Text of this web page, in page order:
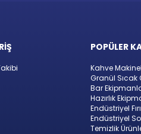
POPÜLER
Kahve
Granül Sıcak
Bar
Hazırlık
Endüstriyel
Endüstriyel
Temizlik